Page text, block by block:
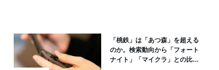
「桃鉄」は「あつ森」を超える
のか。検索動向から「フォート
ナイト」「マイクラ」との比較